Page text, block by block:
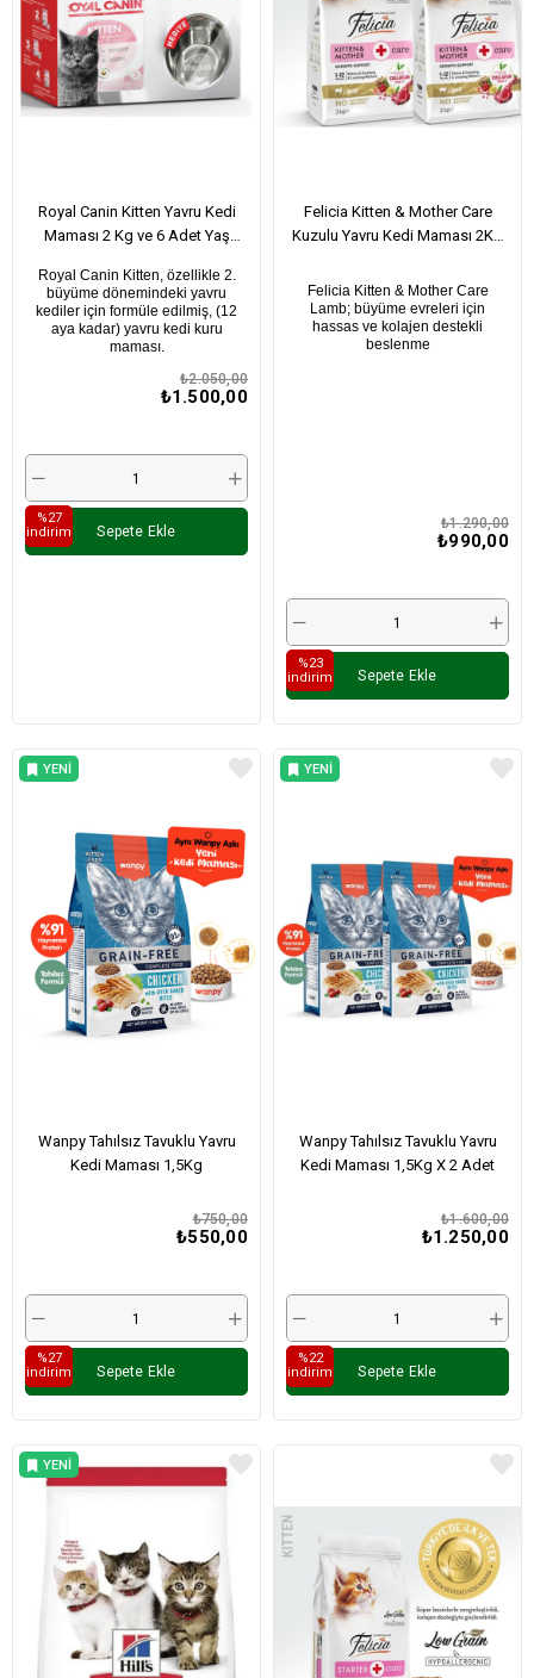
Royal Canin Kitten Yavru Kedi
Maması 2 Kg ve 6 Adet Yaş
Royal Canin Kitten, özellikle 2.
büyüme dönemindeki yavru
kediler için formüle edilmiş, (12
aya kadar) yavru kedi kuru
maması.
₺1.500,00
₺2.050,00
Sepete Ekle
%27
i̇ndirim
Felicia Kitten & Mother Care
Kuzulu Yavru Kedi Maması 2Kg
Felicia Kitten & Mother Care
Lamb; büyüme evreleri için
hassas ve kolajen destekli
beslenme
₺990,00
₺1.290,00
Sepete Ekle
%23
i̇ndirim
Wanpy Tahılsız Tavuklu Yavru
Kedi Maması 1,5Kg
₺550,00
₺750,00
Sepete Ekle
%27
i̇ndirim
YENI
Wanpy Tahılsız Tavuklu Yavru
Kedi Maması 1,5Kg X 2 Adet
₺1.250,00
₺1.600,00
Sepete Ekle
%22
i̇ndirim
YENI
YENI
ÜRÜN